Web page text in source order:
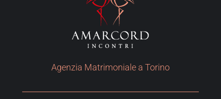
Agenzia Matrimoniale a Torino